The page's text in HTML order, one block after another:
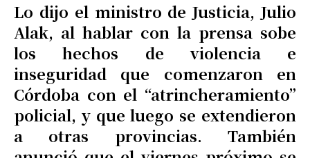
Lo dijo el ministro de Justicia, Julio
Alak, al hablar con la prensa sobe
los hechos de violencia e
inseguridad que comenzaron en
Córdoba con el “atrincheramiento”
policial, y que luego se extendieron
a otras provincias. También